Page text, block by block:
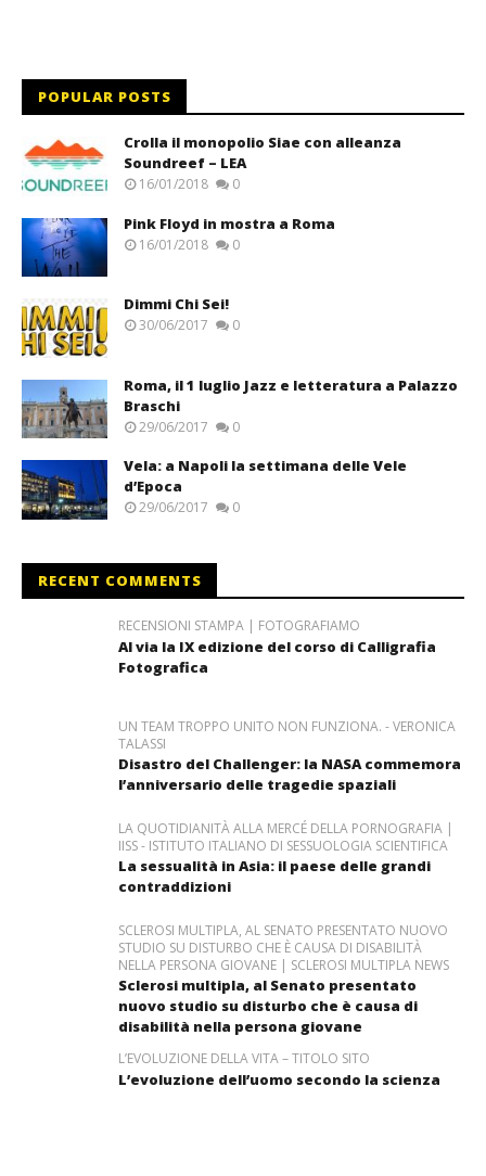
POPULAR POSTS
Crolla il monopolio Siae con alleanza
Soundreef – LEA
16/01/2018 0
Pink Floyd in mostra a Roma
16/01/2018 0
Dimmi Chi Sei!
30/06/2017 0
Roma, il 1 luglio Jazz e letteratura a Palazzo
Braschi
29/06/2017 0
Vela: a Napoli la settimana delle Vele
d’Epoca
29/06/2017 0
RECENT COMMENTS
RECENSIONI STAMPA | FOTOGRAFIAMO
Al via la IX edizione del corso di Calligrafia
Fotografica
UN TEAM TROPPO UNITO NON FUNZIONA. - VERONICA
TALASSI
Disastro del Challenger: la NASA commemora
l’anniversario delle tragedie spaziali
LA QUOTIDIANITÀ ALLA MERCÉ DELLA PORNOGRAFIA |
IISS - ISTITUTO ITALIANO DI SESSUOLOGIA SCIENTIFICA
La sessualità in Asia: il paese delle grandi
contraddizioni
SCLEROSI MULTIPLA, AL SENATO PRESENTATO NUOVO
STUDIO SU DISTURBO CHE È CAUSA DI DISABILITÀ
NELLA PERSONA GIOVANE | SCLEROSI MULTIPLA NEWS
Sclerosi multipla, al Senato presentato
nuovo studio su disturbo che è causa di
disabilità nella persona giovane
L’EVOLUZIONE DELLA VITA – TITOLO SITO
L’evoluzione dell’uomo secondo la scienza